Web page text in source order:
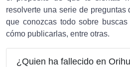
resolverte una serie de preguntas
que conozcas todo sobre
cómo publicarlas, entre otras.
¿Quien ha fallecido en